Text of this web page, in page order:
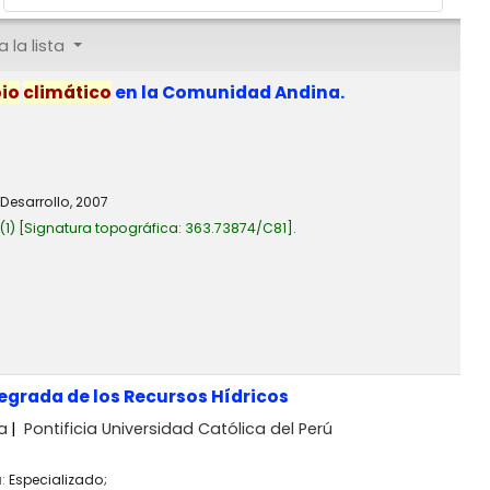
la lista
climático en la Comunidad Andina.
2007
Signatura topográfica: 363.73874/C81 .
de los Recursos Hídricos
Pontificia Universidad Católica del Perú
Especializado;